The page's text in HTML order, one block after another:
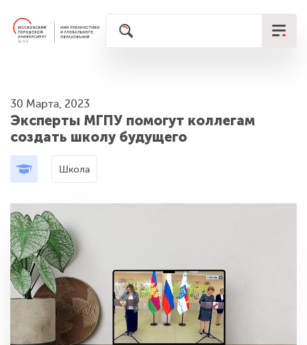
30 Марта, 2023
Эксперты МГПУ помогут коллегам
создать школу будущего
Школа